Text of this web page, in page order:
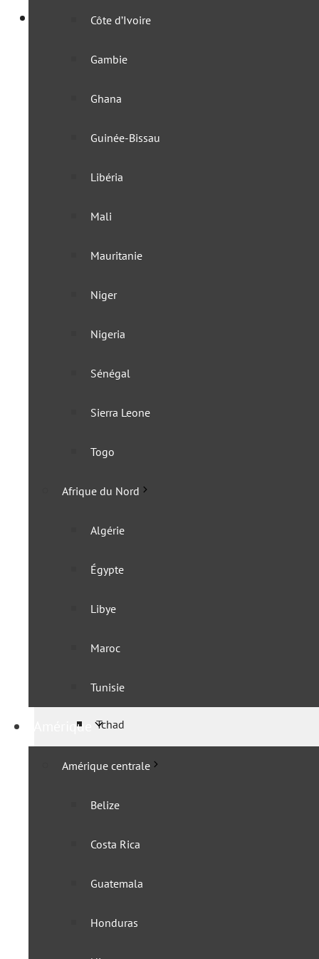
Côte d’Ivoire
Gambie
Ghana
Guinée-Bissau
Libéria
Mali
Mauritanie
Niger
Nigeria
Sénégal
Sierra Leone
Togo
Afrique du Nord
Algérie
Égypte
Libye
Maroc
Tunisie
Amérique
Amérique centrale
Belize
Costa Rica
Guatemala
Honduras
Afrique australe
Afrique du Sud
Angola
Botswana
Eswatini
KaZa
Lesotho
Mozambique
Namibie
Zambie
Zimbabwe
Afrique centrale
Cameroun
Congo
Congo (RDC)
Gabon
Guinée équatoriale
Tchad
Afrique de l’Est
IGAD
Burundi
Comores
Djibouti